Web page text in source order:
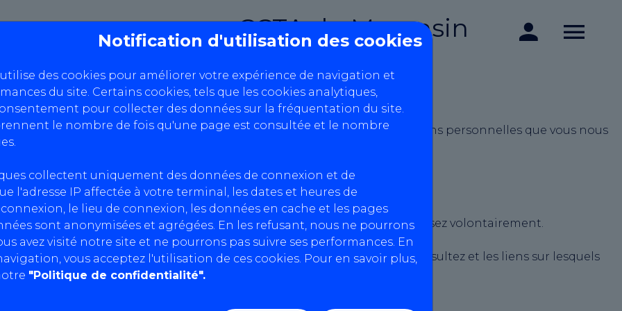
Notification d'utilisation des cookies
des cookies pour améliorer votre expérience de navigation et
du site. Certains cookies, tels que les cookies analytiques,
pour collecter des données sur la fréquentation du site.
le nombre de fois qu'une page est consultée et le nombre
collectent uniquement des données de connexion et de
l'adresse IP affectée à votre terminal, les dates et heures de
le lieu de connexion, les données en cache et les pages
sont anonymisées et agrégées. En les refusant, nous ne pourrons
avez visité notre site et ne pourrons pas suivre ses performances. En
vous acceptez l'utilisation de ces cookies. Pour en savoir plus,
"Politique de confidentialité".
CCTA du Marensin
dont AutoBilan-Systems collecte, utilise et protège les informations personnelles que vous nous
collecter les informations personnelles suivantes
e-mail et votre numéro de téléphone, lorsque vous nous les fournissez volontairement.
pays de résidence et votre langue préférée.
IP, le type de navigateur que vous utilisez, les pages que vous consultez et les liens sur lesquels